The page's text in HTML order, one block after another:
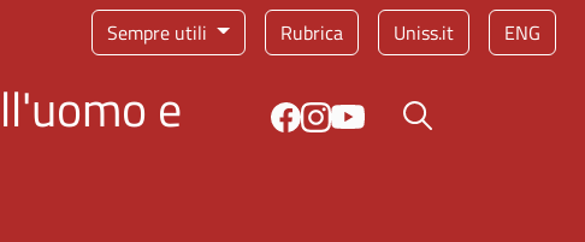
Sempre utili Rubrica Uniss.it ENG
e Bottone cerca